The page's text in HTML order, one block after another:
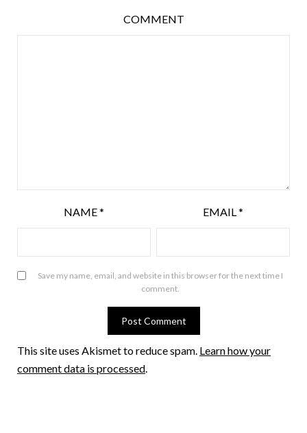
COMMENT
NAME* EMAIL*
Save my name, email, and website in this browser for the next time I
comment.
This site uses Akismet to reduce spam. Learn how your
comment data is processed.